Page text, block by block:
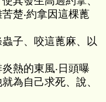
楚‧約拿因這棵蓖
子、咬這蓖麻、以
熱的東風‧日頭曝
為自己求死、說、